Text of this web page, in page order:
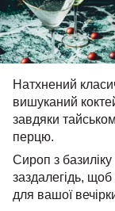
Натхнений
вишуканий
завдяки
перцю.
Сироп з
заздалегідь, щоб
для вашої